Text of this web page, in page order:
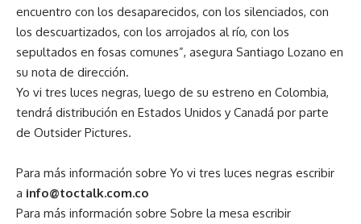
encuentro con los desaparecidos, con los silenciados, con
los descuartizados, con los arrojados al río, con los
sepultados en fosas comunes”, asegura Santiago Lozano en
su nota de dirección.
Yo vi tres luces negras, luego de su estreno en Colombia,
tendrá distribución en Estados Unidos y Canadá por parte
de Outsider Pictures.
Para más información sobre Yo vi tres luces negras escribir
a info@toctalk.com.co
Para más información sobre Sobre la mesa escribir